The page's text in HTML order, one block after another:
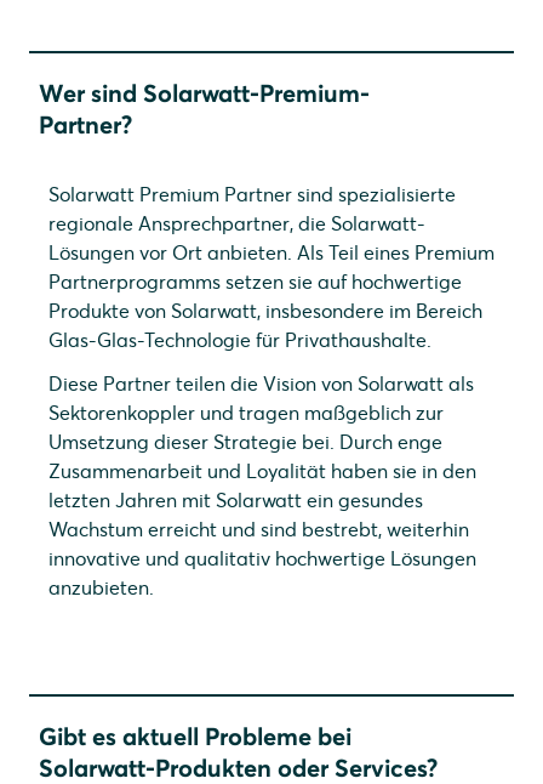
Wer sind Solarwatt-Premium-
Partner?
Solarwatt Premium Partner sind spezialisierte
regionale Ansprechpartner, die Solarwatt-
Lösungen vor Ort anbieten. Als Teil eines Premium
Partnerprogramms setzen sie auf hochwertige
Produkte von Solarwatt, insbesondere im Bereich
Glas-Glas-Technologie für Privathaushalte.
Diese Partner teilen die Vision von Solarwatt als
Sektorenkoppler und tragen maßgeblich zur
Umsetzung dieser Strategie bei. Durch enge
Zusammenarbeit und Loyalität haben sie in den
letzten Jahren mit Solarwatt ein gesundes
Wachstum erreicht und sind bestrebt, weiterhin
innovative und qualitativ hochwertige Lösungen
anzubieten.
Gibt es aktuell Probleme bei
Solarwatt-Produkten oder Services?